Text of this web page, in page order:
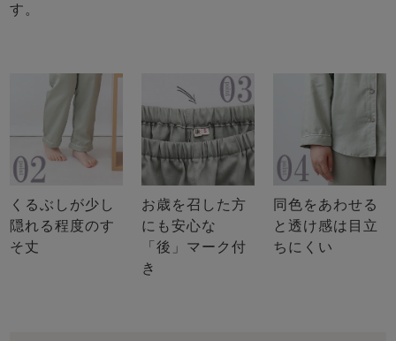
す。
くるぶしが少し
隠れる程度のす
そ丈
お歳を召した方
にも安心な
「後」マーク付
き
同色をあわせる
と透け感は目立
ちにくい